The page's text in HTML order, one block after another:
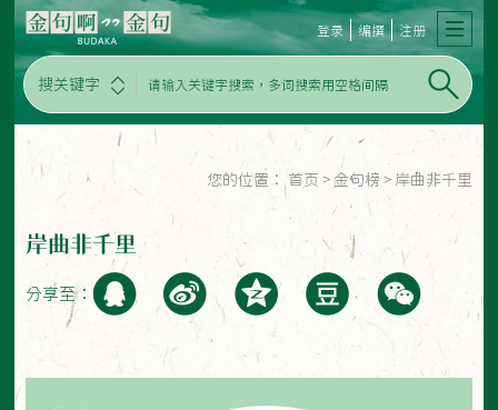
搜关键字
登录 编撰 注册
您的位置： 首页 > 金句榜 > 岸曲非千里
岸曲非千里
分享至：